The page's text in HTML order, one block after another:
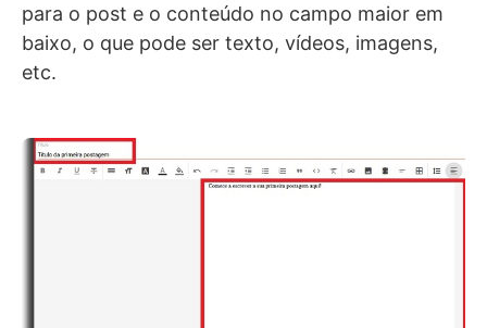
para o post e o conteúdo no campo maior em
baixo, o que pode ser texto, vídeos, imagens,
etc.